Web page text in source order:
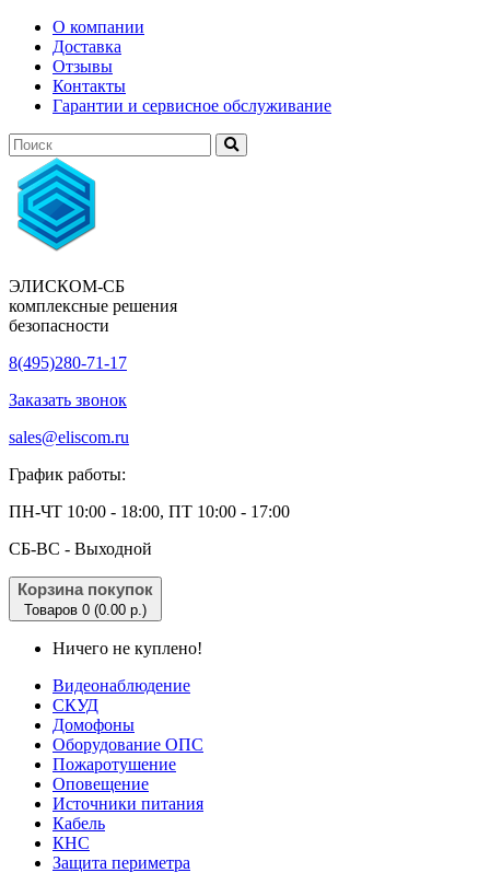
О компании
Доставка
Отзывы
Контакты
Гарантии и сервисное обслуживание
ЭЛИСКОМ-СБ
комплексные решения
безопасности
8(495)280-71-17
Заказать звонок
sales@eliscom.ru
График работы:
ПН-ЧТ 10:00 - 18:00, ПТ 10:00 - 17:00
CБ-ВС - Выходной
Корзина покупок
Товаров 0 (0.00 р.)
Ничего не куплено!
Видеонаблюдение
СКУД
Домофоны
Оборудование ОПС
Пожаротушение
Оповещение
Источники питания
Кабель
КНС
Защита периметра